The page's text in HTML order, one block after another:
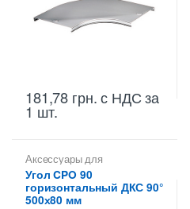
181,78 грн.с НДС за
1 шт.
Аксессуары для
металлических лотков
для цельных,
перфорированных лотков
Угол CPO 90
горизонтальный ДКС 90°
500х80 мм